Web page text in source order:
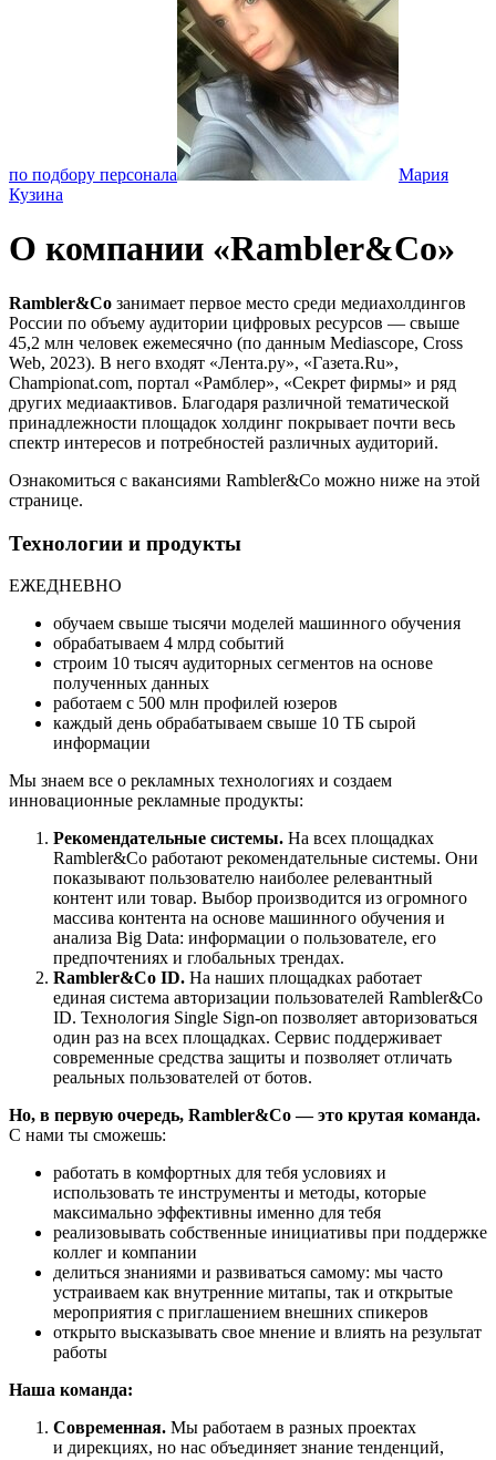
по подбору персонала
Мария
Кузина
О компании «Rambler&Co»
Rambler&Co занимает первое место среди медиахолдингов
России по объему аудитории цифровых ресурсов — свыше
45,2 млн человек ежемесячно (по данным Mediascope, Cross
Web, 2023). В него входят «Лента.ру», «Газета.Ru»,
Championat.com, портал «Рамблер», «Секрет фирмы» и ряд
других медиаактивов. Благодаря различной тематической
принадлежности площадок холдинг покрывает почти весь
спектр интересов и потребностей различных аудиторий.
Ознакомиться с вакансиями Rambler&Co можно ниже на этой
странице.
Технологии и продукты
ЕЖЕДНЕВНО
обучаем свыше тысячи моделей машинного обучения
обрабатываем 4 млрд событий
строим 10 тысяч аудиторных сегментов на основе
полученных данных
работаем с 500 млн профилей юзеров
каждый день обрабатываем свыше 10 TБ сырой
информации
Мы знаем все о рекламных технологиях и создаем
инновационные рекламные продукты:
Рекомендательные системы. На всех площадках
Rambler&Co работают рекомендательные системы. Они
показывают пользователю наиболее релевантный
контент или товар. Выбор производится из огромного
массива контента на основе машинного обучения и
анализа Big Data: информации о пользователе, его
предпочтениях и глобальных трендах.
Rambler&Co ID. На наших площадках работает
единая система авторизации пользователей Rambler&Co
ID. Технология Single Sign-on позволяет авторизоваться
один раз на всех площадках. Сервис поддерживает
современные средства защиты и позволяет отличать
реальных пользователей от ботов.
Но, в первую очередь, Rambler&Co — это крутая команда.
С нами ты сможешь:
работать в комфортных для тебя условиях и
использовать те инструменты и методы, которые
максимально эффективны именно для тебя
реализовывать собственные инициативы при поддержке
коллег и компании
делиться знаниями и развиваться самому: мы часто
устраиваем как внутренние митапы, так и открытые
мероприятия с приглашением внешних спикеров
открыто высказывать свое мнение и влиять на результат
работы
Наша команда:
Современная. Мы работаем в разных проектах
и дирекциях, но нас объединяет знание тенденций,